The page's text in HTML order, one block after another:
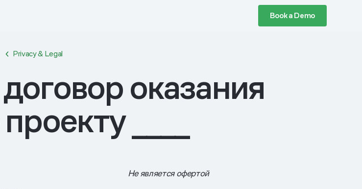
Book a Demo
Privacy & Legal
оказания
____
Не является офертой